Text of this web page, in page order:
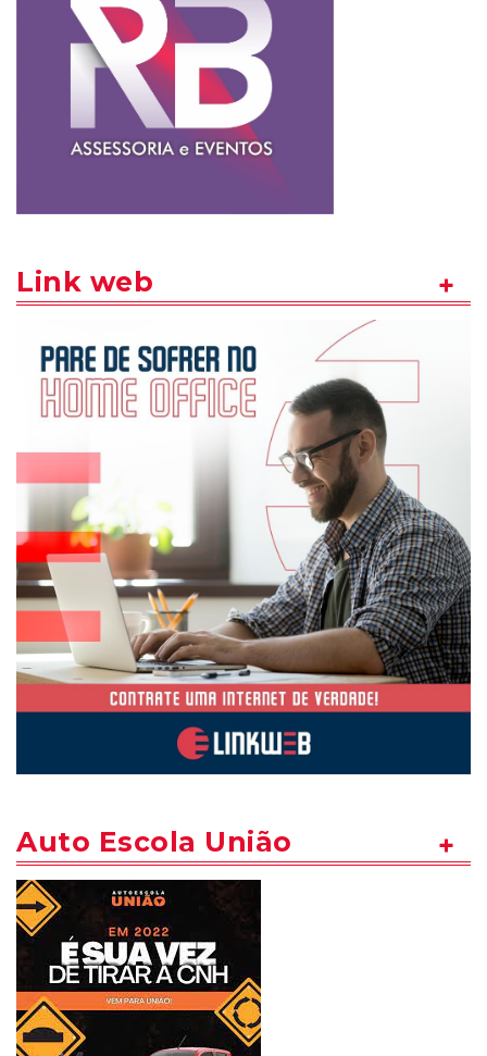
Link web
Auto Escola União